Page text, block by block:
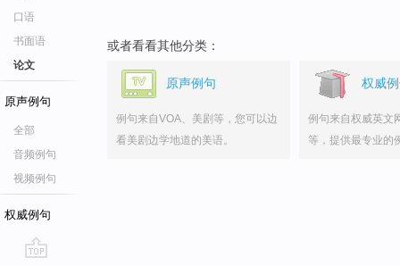
口语
书面语
论文
原声例句
全部
音频例句
视频例句
权威例句
或者看看其他分类：
原声例句
例句来自VOA、美剧等，您可以边
看美剧边学地道的美语。
权威
例句来自权威英文
等，提供最专业的